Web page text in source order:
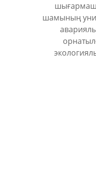
шамының